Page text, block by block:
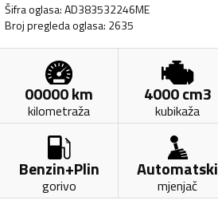
Šifra oglasa:AD383532246ME
Broj pregleda oglasa: 2635
00000km
kilometraža
4000cm3
kubikaža
Benzin+Plin
gorivo
Automatski
mjenjač